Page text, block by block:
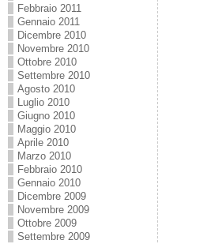
Febbraio 2011
Gennaio 2011
Dicembre 2010
Novembre 2010
Ottobre 2010
Settembre 2010
Agosto 2010
Luglio 2010
Giugno 2010
Maggio 2010
Aprile 2010
Marzo 2010
Febbraio 2010
Gennaio 2010
Dicembre 2009
Novembre 2009
Ottobre 2009
Settembre 2009